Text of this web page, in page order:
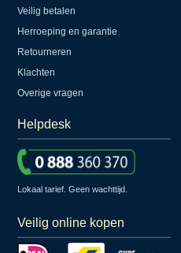
Veilig betalen
Herroeping en garantie
Retourneren
Klachten
Overige vragen
Helpdesk
Lokaal tarief. Geen wachttijd.
Veilig online kopen